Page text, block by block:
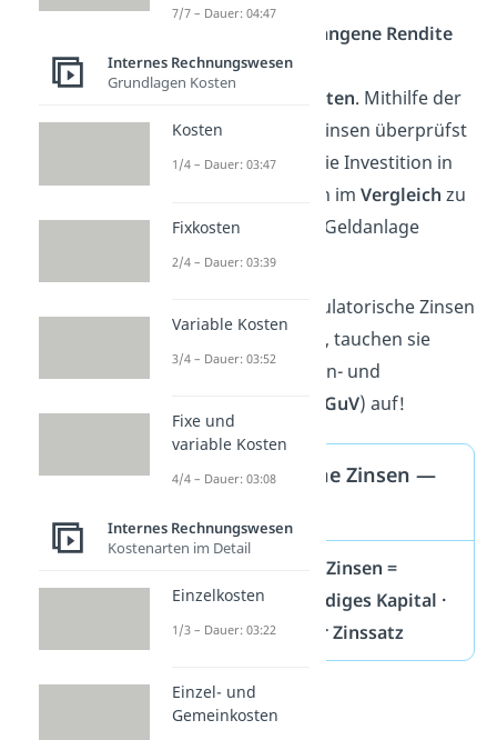
entgangene Rendite
nennst du auch
Opportunitätskosten. Mithilfe der
kalkulatorischen Zinsen überprüfst
du dann, ob sich die Investition in
dein Unternehmen im Vergleich zu
einer alternativen Geldanlage
gelohnt hat.
Weil kalkulatorische Zinsen
fiktive Kosten sind, tauchen sie
nichtin der Gewinn- und
GuV) auf!
Kalkulatorische Zinsen —
Kalkulatorische Zinsen =
betriebsnotwendiges Kapital ·
kalkulatorischer Zinssatz
7/7 – Dauer: 04:47
Internes Rechnungswesen
Grundlagen Kosten
Kosten
1/4 – Dauer: 03:47
Fixkosten
2/4 – Dauer: 03:39
Variable Kosten
3/4 – Dauer: 03:52
Fixe und
variable Kosten
4/4 – Dauer: 03:08
Internes Rechnungswesen
Kostenarten im Detail
Einzelkosten
1/3 – Dauer: 03:22
Einzel- und
Gemeinkosten